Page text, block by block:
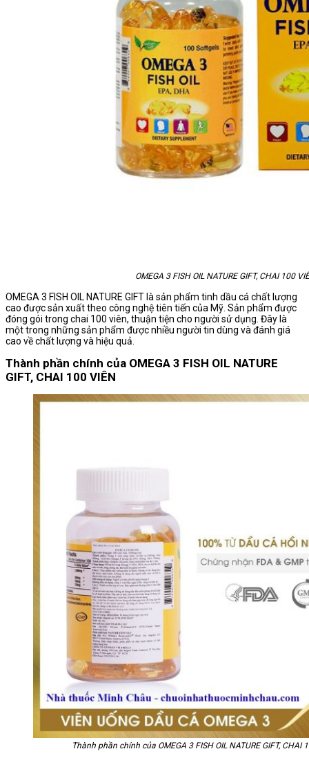
OMEGA 3 FISH OIL NATURE GIFT, CHAI 100
OMEGA 3 FISH OIL NATURE GIFT là sản phẩm tinh dầu cá chất lượng
cao được sản xuất theo công nghệ tiên tiến của Mỹ. Sản phẩm được
đóng gói trong chai 100 viên, thuận tiện cho người sử dụng. Đây là
một trong những sản phẩm được nhiều người tin dùng và đánh giá
cao về chất lượng và hiệu quả.
Thành phần chính của OMEGA 3 FISH OIL NATURE
GIFT, CHAI 100 VIÊN
Thành phần chính của OMEGA 3 FISH OIL NATURE GIFT, CHAI